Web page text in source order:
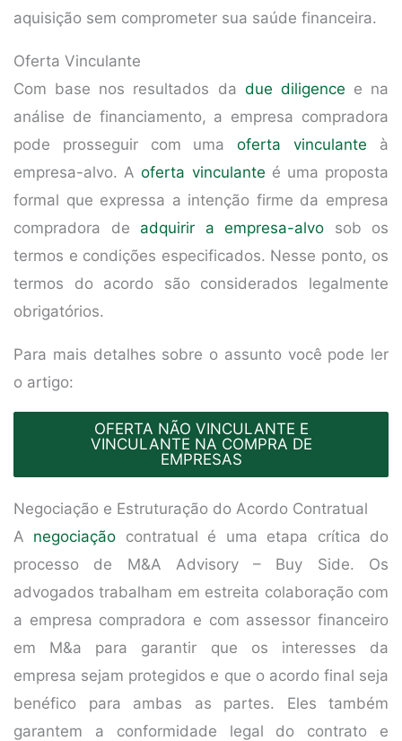
aquisição sem comprometer sua saúde financeira.
Oferta Vinculante
Com base nos resultados da due diligence e na
análise de financiamento, a empresa compradora
pode prosseguir com umaoferta vinculante à
empresa-alvo. Aoferta vinculante é uma proposta
formal que expressa a intenção firme da empresa
compradora de adquirir a empresa-alvo sob os
termos e condições especificados. Nesse ponto, os
termos do acordo são considerados legalmente
obrigatórios.
Para mais detalhes sobre o assunto você pode ler
o artigo:
OFERTA NÃO VINCULANTE E
VINCULANTE NA COMPRA DE
EMPRESAS
Negociação e Estruturação do Acordo Contratual
A negociação contratual é uma etapa crítica do
processo de M&A Advisory – Buy Side. Os
advogados trabalham em estreita colaboração com
a empresa compradora e com assessor financeiro
em M&a para garantir que os interesses da
empresa sejam protegidos e que o acordo final seja
benéfico para ambas as partes. Eles também
garantem a conformidade legal do contrato e